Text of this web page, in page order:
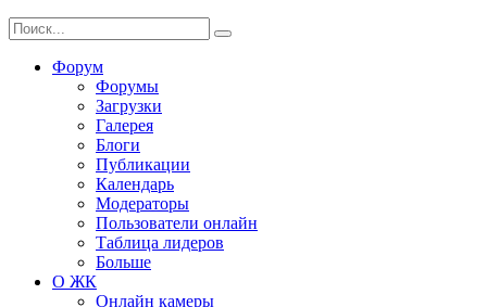
Форум
Форумы
Загрузки
Галерея
Блоги
Публикации
Календарь
Модераторы
Пользователи онлайн
Таблица лидеров
Больше
О ЖК
Онлайн камеры